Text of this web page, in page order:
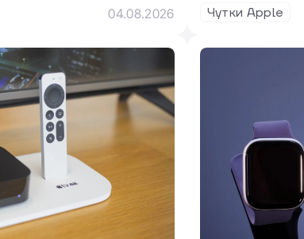
04.08.2026 Чутки Apple